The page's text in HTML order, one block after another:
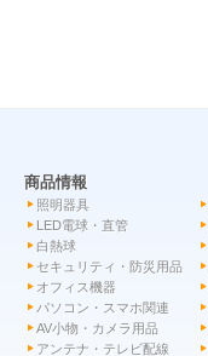
商品情報
照明器具
LED電球・直管
白熱球
セキュリティ・防災用品
オフィス機器
パソコン・スマホ関連
AV小物・カメラ用品
アンテナ・テレビ配線